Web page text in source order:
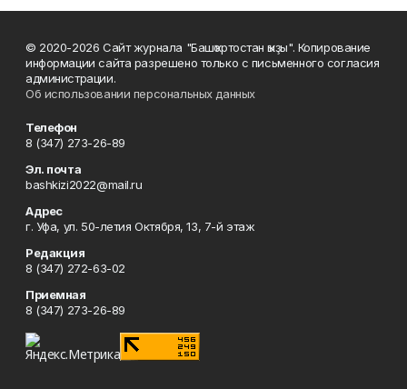
© 2020-2026 Сайт журнала "Башҡортостан ҡыҙы". Копирование
информации сайта разрешено только с письменного согласия
администрации.
Об использовании персональных данных
Телефон
8 (347) 273-26-89
Эл. почта
bashkizi2022@mail.ru
Адрес
г. Уфа, ул. 50-летия Октября, 13, 7-й этаж
Редакция
8 (347) 272-63-02
Приемная
8 (347) 273-26-89